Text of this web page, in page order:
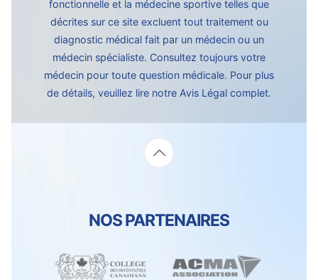
fonctionnelle et la médecine sportive telles que
décrites sur ce site excluent tout traitement ou
diagnostic médical fait par un médecin ou un
médecin spécialiste. Consultez toujours votre
médecin pour toute question médicale. Pour plus
de détails, veuillez lire notre Avis Légal complet.
NOS PARTENAIRES